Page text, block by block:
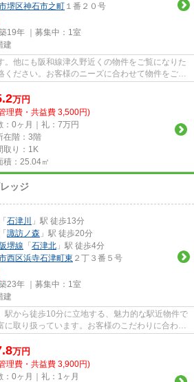
堺区神石市之町 １番２０号
19年 ｜募集中： 1室
建
。他にも阪和線津久野近くの物件をご覧になりた
ください。お客様のニーズに合わせて物件をご紹
万円
理費・共益費 3,500円)
：0ヶ月｜礼：7万円
在階：3階
取り：1K
積：25.04㎡
ッジ
「 石津川
」駅 徒歩13分
「 諏訪ノ森 」駅 徒歩20分
堺線 「 石津北 」駅 徒歩4分
西区浜寺石津町東 ２丁３番５号
23年 ｜募集中： 1室
建
駅から徒歩10分に立地する、魅力的な駅近物件で
に取り扱っています。お客様のこだわりに合わせ
万円
理費・共益費 3,900円)
：0ヶ月｜礼：1ヶ月